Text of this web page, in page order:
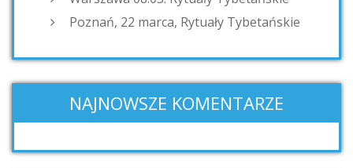
Poznań, 22 marca, Rytuały Tybetańskie
NAJNOWSZE KOMENTARZE